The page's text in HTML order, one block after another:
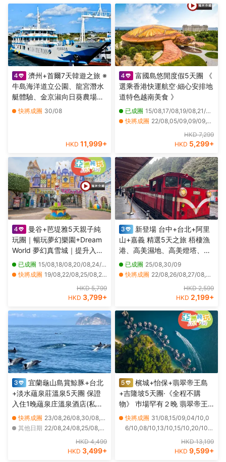
濟州+首爾7天韓遊之旅 ※
牛島海洋道立公園、龍宮潛水
艇體驗、金京淑向日葵農場、
Kidzania兒童職業主題樂園、
快將成團 30/08
HKD 11,999+
富國島悠閒度假5天團 《
選乘香港快運航空‧細心安排地
道特色越南美食 》
已成團 15/08,17/08,19/08,21/08,17/10
快將成團 22/08,05/09,09/09,12/09,16/09,19/09,23/09,26/09,07/10,10/10,14/10,21/10,24/10,28/10,31/10,06/11,13/11,20/11,27/11,11/12
HKD 7,299
HKD 5,299+
曼谷+芭堤雅5天親子純
玩團｜暢玩夢幻樂園+Dream
World 夢幻真雪城｜提升入住
2晚芭堤雅Centre Point Prime
Pattaya Deluxe Premier及暢
已成團 15/08,18/08,20/08,24/08
快將成團 19/08,22/08,25/08,26/08,27/08,28/08,29/08,30/08,31/08,01/09,02/09,04/09,05/09,06/09,07/09,08/09,09/09,10/09,11/09,12/09
25/10,27/10,29/10,01/11,03/11,05/11,08/11,10/11,12/11,15/11,17/11,19/11,22/11,24/11,26/11,29/11,01/12,03/12,06/12,08/12
HKD 5,799
HKD 3,799+
新登場 台中+台北+阿里
山+嘉義 精選5天之旅 梧棲漁
港、高美濕地、高美燈塔、阿
里山森林風景(重本安排小火車
)、苗栗百變影城、十分瀑布、
已成團 25/08,30/09
快將成團 22/08,26/08,27/08,29/08,01/09,02/09,03/09,05/09,08/09,09/09,10/09,12/09,15/09,16/09,17/09,19/09,22/09,24/09,28/09,29/09
23/08,24/08,28/08,30/08,31/08,04/09,06/09,07/09,11/09,13/09,14/09,18/09,20/09,21/09,23/09,25/09,26/09,27/09,01/10,02/10
HKD 2,599
HKD 2,199+
宜蘭龜山島賞鯨豚+台北
+淡水蘊泉莊溫泉5天團 保證
入住1晚蘊泉庄溫泉酒店(私人
溫泉客房)、幾米廣場、羅東夜
市、羅東林業文化園區、蘭陽
快將成團 23/08,26/08,30/08,02/09,07/09,09/09,15/09,16/09,20/09,23/09,30/09,04/10,18/10,20/10,26/10
其他日期 22/08,24/08,25/08,27/08,28/08,29/08,31/08,01/09,03/09,04/09,05/09,06/09,08/09,10/09,11/09,12/09,13/09,14/09,17/09,18/09
HKD 4,499
HKD 3,499+
檳城+怡保+翡翠帝王島
+吉隆坡5天團·《全程不購
物》 巿場罕有２晚 翡翠帝王
島 Garden Villa 包 SPA 、吉
隆坡五星級巿中心EQ酒店 包
家山頂夜景餐廳享用晚餐＋新
派肉骨茶+果木煙燻甘榜雞
快將成團 31/08,15/09,04/10,0
6/10,08/10,13/10,15/10,20/10,2
2/10,27/10,29/10,03/11,05/11,1
0/11,12/11,17/11,26/11,29/11,03/1
HKD 13,199
HKD 9,599+